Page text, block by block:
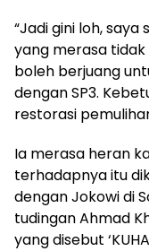
“Jadi gini loh,
yang merasa
boleh berjuang
dengan SP3.
restorasi
Ia merasa heran
terhadapnya itu
dengan Jokowi di
tudingan Ahmad
yang disebut